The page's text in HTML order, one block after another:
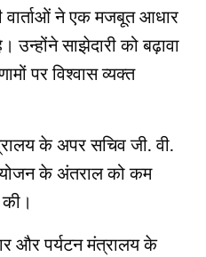
ने एक मजबूत आधार
उन्होंने साझेदारी को बढ़ावा
पर विश्वास व्यक्त
के अपर सचिव जी. वी.
के अंतराल को कम
और पर्यटन मंत्रालय के